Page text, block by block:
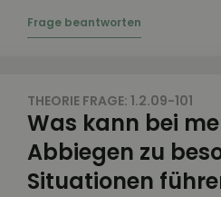
THEORIE FRAGE: 1.2.09-101
Was kann bei
Abbiegen zu
Situationen